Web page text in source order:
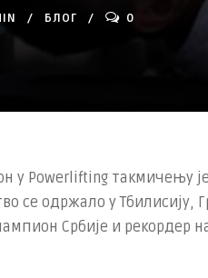
БЛОГ 0
у Powerlifting такмичењу
се одржало у Тбилисију,
Србије и рекордер